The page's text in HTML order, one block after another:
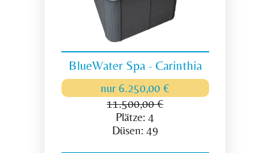
BlueWater Spa - Carinthia
nur 6.250,00 €
11.500,00 €
Plätze: 4
Düsen: 49